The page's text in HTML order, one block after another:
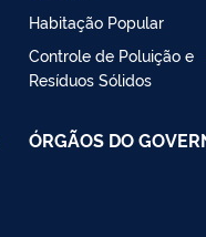
Habitação Popular
Controle de Poluição e
Resíduos Sólidos
ÓRGÃOS DO